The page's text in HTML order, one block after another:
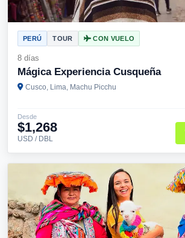
PERÚ TOUR CON VUELO
8 días
Mágica Experiencia Cusqueña
Cusco, Lima, Machu Picchu
Desde
$1,268
USD / DBL